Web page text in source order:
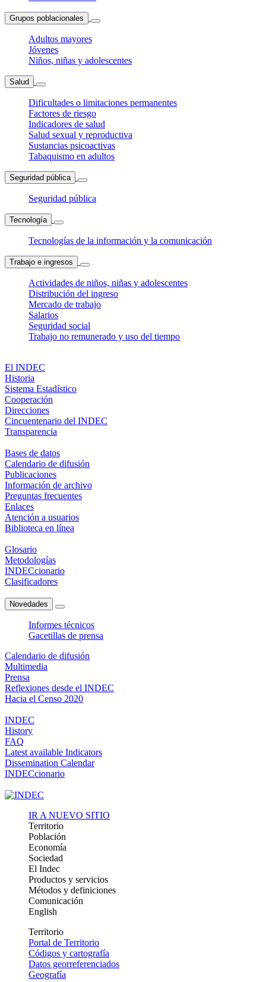
Grupos poblacionales
Adultos mayores
Jóvenes
Niños, niñas y adolescentes
Salud
Dificultades o limitaciones permanentes
Factores de riesgo
Indicadores de salud
Salud sexual y reproductiva
Sustancias psicoactivas
Tabaquismo en adultos
Seguridad pública
Seguridad pública
Tecnología
Tecnologías de la información y la comunicación
Trabajo e ingresos
Actividades de niños, niñas y adolescentes
Distribución del ingreso
Mercado de trabajo
Salarios
Seguridad social
Trabajo no remunerado y uso del tiempo
El INDEC
Historia
Sistema Estadístico
Cooperación
Direcciones
Cincuentenario del INDEC
Transparencia
Bases de datos
Calendario de difusión
Publicaciones
Información de archivo
Preguntas frecuentes
Enlaces
Atención a usuarios
Biblioteca en línea
Glosario
Metodologías
INDECcionario
Clasificadores
Novedades
Informes técnicos
Gacetillas de prensa
Calendario de difusión
Multimedia
Prensa
Reflexiones desde el INDEC
Hacia el Censo 2020
INDEC
History
FAQ
Latest available Indicators
Dissemination Calendar
INDECcionario
IR A NUEVO SITIO
Territorio
Población
Economía
Sociedad
El Indec
Productos y servicios
Métodos y definiciones
Comunicación
English
Territorio
Portal de Territorio
Códigos y cartografía
Datos georreferenciados
Geografía